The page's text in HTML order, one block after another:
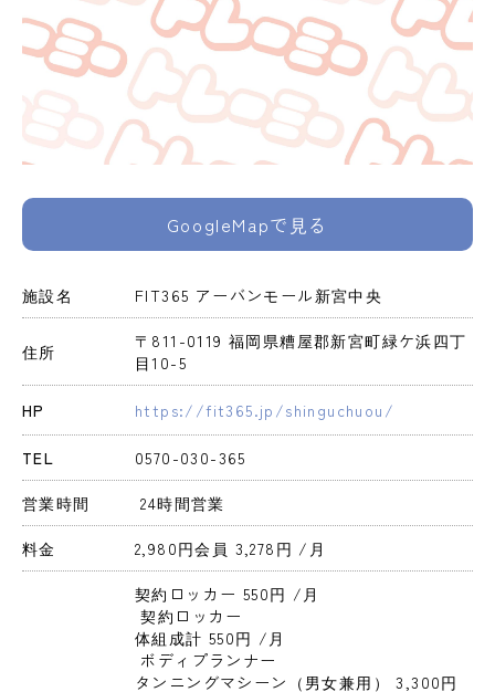
GoogleMapで見る
施設名 FIT365 アーバンモール新宮中央
住所
〒811-0119 福岡県糟屋郡新宮町緑ケ浜四丁
目10-5
HP https://fit365.jp/shinguchuou/
TEL 0570-030-365
営業時間 24時間営業
料金 2,980円会員 3,278円 /月
契約ロッカー 550円 /月
契約ロッカー
体組成計 550円 /月
ボディプランナー